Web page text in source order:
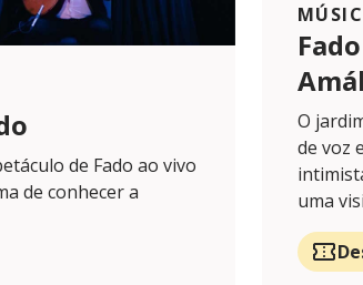
de Fado ao vivo
de conhecer a
O
de voz
uma